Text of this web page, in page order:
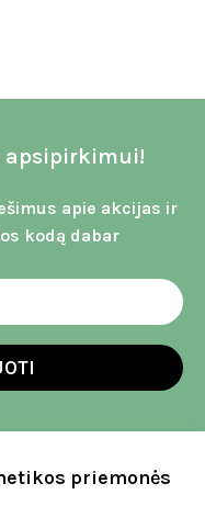
apsipirkimui!
apie akcijas ir
kodą dabar
priemonės